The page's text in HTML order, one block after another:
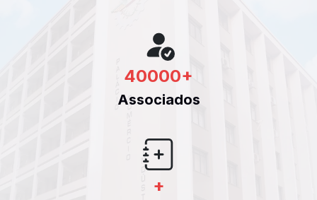
40000+
Associados
+